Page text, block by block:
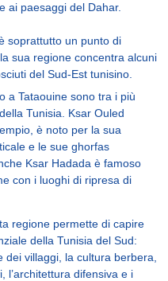
ai paesaggi del Dahar.
soprattutto un punto di
sua regione concentra alcuni
del Sud-Est tunisino.
a Tataouine sono tra i più
Tunisia. Ksar Ouled
è noto per la sua
e le sue ghorfas
Ksar Hadada è famoso
con i luoghi di ripresa di
regione permette di capire
della Tunisia del Sud:
dei villaggi, la cultura berbera,
l’architettura difensiva e i